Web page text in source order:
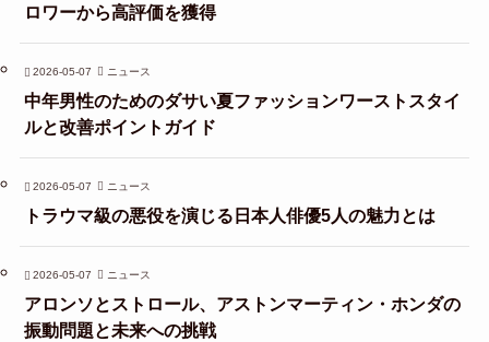
ロワーから高評価を獲得
2026-05-07 ニュース
中年男性のためのダサい夏ファッションワーストスタイ
ルと改善ポイントガイド
2026-05-07 ニュース
トラウマ級の悪役を演じる日本人俳優5人の魅力とは
2026-05-07 ニュース
アロンソとストロール、アストンマーティン・ホンダの
振動問題と未来への挑戦